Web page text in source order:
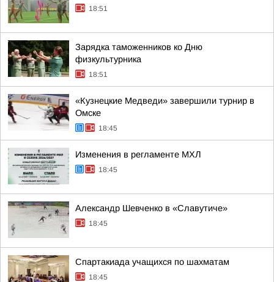
18:51
Зарядка таможенников ко Дню
физкультурника
18:51
«Кузнецкие Медведи» завершили турнир в
Омске
18:45
Изменения в регламенте МХЛ
18:45
Александр Шевченко в «Славутиче»
18:45
Спартакиада учащихся по шахматам
18:45